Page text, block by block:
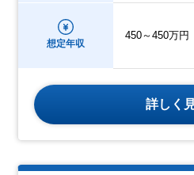
想定年収
450～450万円
詳しく